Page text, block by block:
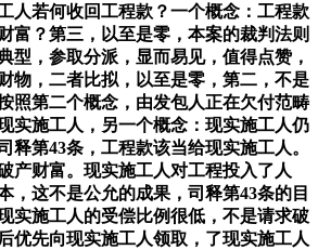
人若何收回工程款？一个概念：工程款
富？第三，以至是零，本案的裁判法则
型，参取分派，显而易见，值得点赞，
物，二者比拟，以至是零，第二，不是
照第二个概念，由发包人正在欠付范畴
实施工人，另一个概念：现实施工人仍
释第43条，工程款该当给现实施工人。
产财富。现实施工人对工程投入了人
，这不是公允的成果，司释第43条的目
实施工人的受偿比例很低，不是请求破
优先向现实施工人领取，了现实施工人